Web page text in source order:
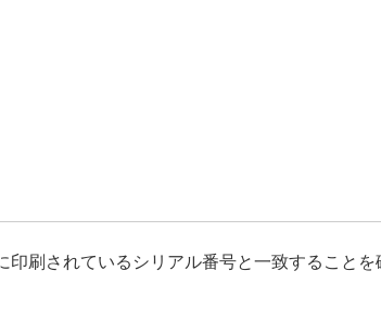
刷されているシリアル番号と一致すること